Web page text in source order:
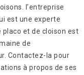
l’entreprise
est une experte
placo et de cloison est
de
Contactez-la pour
à propos de ses